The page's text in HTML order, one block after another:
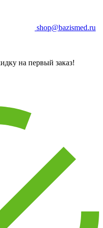
shop@bazismed.ru
на первый заказ!